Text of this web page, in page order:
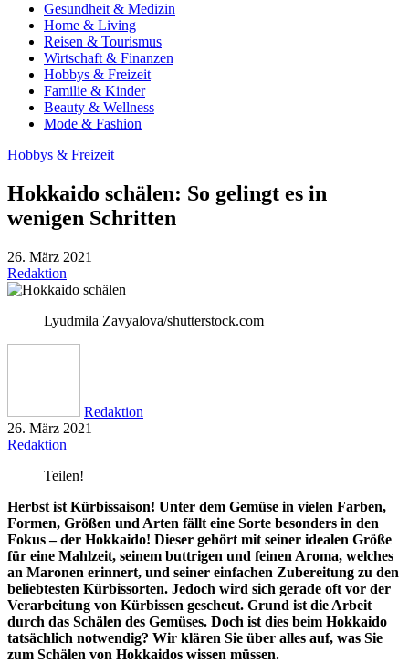
Gesundheit & Medizin
Home & Living
Reisen & Tourismus
Wirtschaft & Finanzen
Hobbys & Freizeit
Familie & Kinder
Beauty & Wellness
Mode & Fashion
Hobbys & Freizeit
Hokkaido schälen: So gelingt es in
wenigen Schritten
26. März 2021
Redaktion
Lyudmila Zavyalova/shutterstock.com
Redaktion
26. März 2021
Redaktion
Teilen!
Herbst ist Kürbissaison! Unter dem Gemüse in vielen Farben,
Formen, Größen und Arten fällt eine Sorte besonders in den
Fokus – der Hokkaido! Dieser gehört mit seiner idealen Größe
für eine Mahlzeit, seinem buttrigen und feinen Aroma, welches
an Maronen erinnert, und seiner einfachen Zubereitung zu den
beliebtesten Kürbissorten. Jedoch wird sich gerade oft vor der
Verarbeitung von Kürbissen gescheut. Grund ist die Arbeit
durch das Schälen des Gemüses. Doch ist dies beim Hokkaido
tatsächlich notwendig? Wir klären Sie über alles auf, was Sie
zum Schälen von Hokkaidos wissen müssen.